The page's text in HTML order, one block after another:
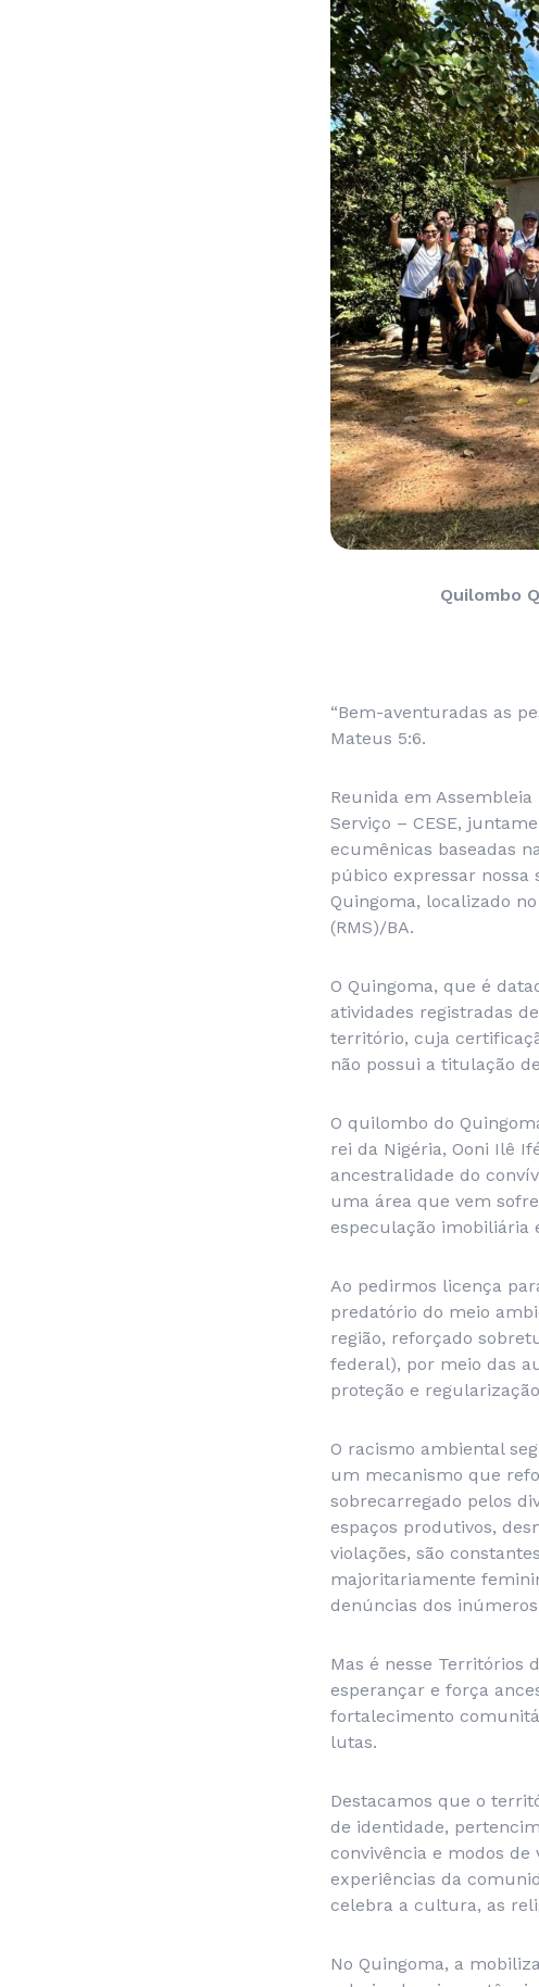
Quilombo
“Bem-aventuradas as
Mateus 5:6.
Reunida em
Serviço – CESE,
ecumênicas baseadas
púbico expressar
Quingoma, localizado
(RMS)/BA.
O Quingoma, que é
atividades registradas
território, cuja
não possui a titulação
O quilombo do
rei da Nigéria, Ooni Ilê
ancestralidade do
uma área que vem
especulação imobiliária
Ao pedirmos licença
predatório do meio
região, reforçado
federal), por meio das
proteção e
O racismo ambiental
um mecanismo que
sobrecarregado pelos
espaços produtivos,
violações, são
majoritariamente
denúncias dos
Mas é nesse Territórios
esperançar e força
fortalecimento
lutas.
Destacamos que o
de identidade,
convivência e modos
experiências da
celebra a cultura, as
No Quingoma, a